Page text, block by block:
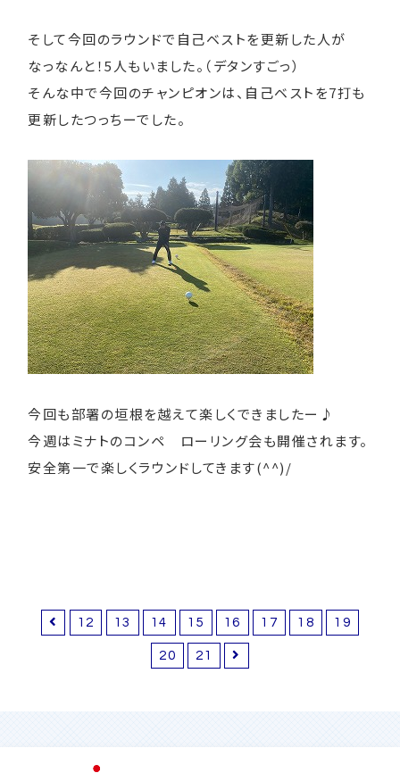
そして今回のラウンドで自己ベストを更新した人が
なっなんと！5人もいました。（デタンすごっ）
そんな中で今回のチャンピオンは、自己ベストを7打も
更新したつっちーでした。
今回も部署の垣根を越えて楽しくできましたー♪
今週はミナトのコンペ ローリング会も開催されます。
安全第一で楽しくラウンドしてきます(^^)/
12 13 14 15 16 17 18 19
20 21